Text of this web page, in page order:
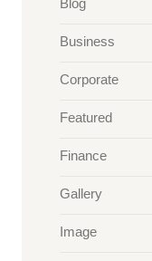
Blog
Business
Corporate
Featured
Finance
Gallery
Image